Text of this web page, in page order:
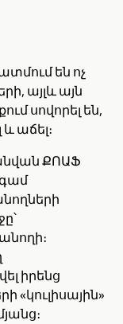
են ոչ
այլև այն
սովորել են,
աճել։
անվան ՔՈԱՖ
իրենց
«կուլիսային»